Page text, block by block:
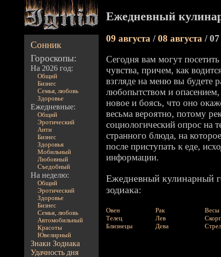
Сонник
Гороскопы:
На 2026 год:
Общий
Бизнес
Семья, любовь
Здоровье
Ежедневные:
Общий
Эротический
Анти
Бизнес
Здоровья
Мобильный
Любовный
Съедобный
На неделю:
Общий
Эротический
Здоровье
Бизнес
Семья, любовь
Автомобильный
Красоты
Ювелирный
Знаки Зодиака
Удачность дня
Ежедневный
09 августа /08 августа /
Сегодня вам могут
чувства, причем, как
взгляде на меню вы будете
любопытством и
новое и боясь, что оно
весьма вероятно, потому
социологический опрос на
странного блюда, на
после приступать к еде,
информации.
Ежедневный кулинарный
зодиака:
Овен
Телец
Близнецы
Рак
Лев
Дева
Весы